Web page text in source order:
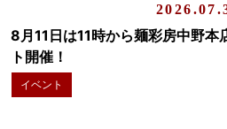
8月11日は11時から麺彩房中野本
ト開催！
イベント